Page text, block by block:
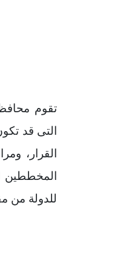
تقوم
القرار،
المخططين
للدولة من